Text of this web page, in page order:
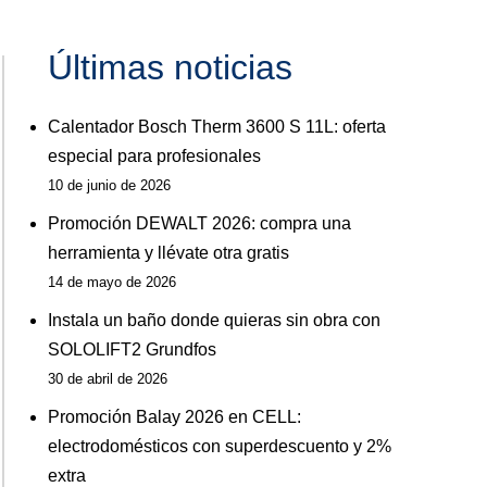
Últimas noticias
Calentador Bosch Therm 3600 S 11L: oferta
especial para profesionales
10 de junio de 2026
Promoción DEWALT 2026: compra una
herramienta y llévate otra gratis
14 de mayo de 2026
Instala un baño donde quieras sin obra con
SOLOLIFT2 Grundfos
30 de abril de 2026
Promoción Balay 2026 en CELL:
electrodomésticos con superdescuento y 2%
extra